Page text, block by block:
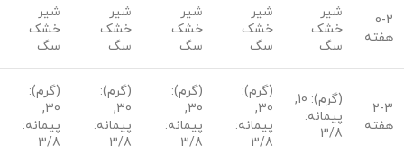
0-2
هفته
شیر
خشک
سگ
شیر
خشک
سگ
شیر
خشک
سگ
شیر
خشک
سگ
شیر
خشک
سگ
2-3
هفته
(گرم): 10,
پیمانه:
3/8
(گرم):
30,
پیمانه:
3/8
(گرم):
30,
پیمانه:
3/8
(گرم):
30,
پیمانه:
3/8
(گرم):
30,
پیمانه:
3/8